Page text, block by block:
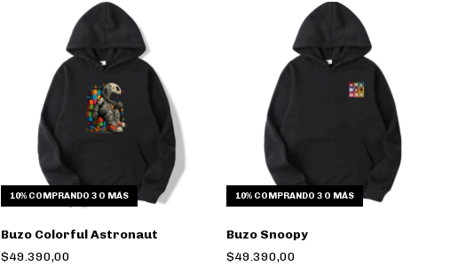
10% COMPRANDO 3 O MÁS
Buzo Colorful Astronaut
$49.390,00
10% COMPRANDO 3 O MÁS
Buzo Snoopy
$49.390,00